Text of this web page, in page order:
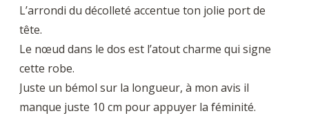
L’arrondi du décolleté accentue ton jolie port de
tête.
Le nœud dans le dos est l’atout charme qui signe
cette robe.
Juste un bémol sur la longueur, à mon avis il
manque juste 10 cm pour appuyer la féminité.